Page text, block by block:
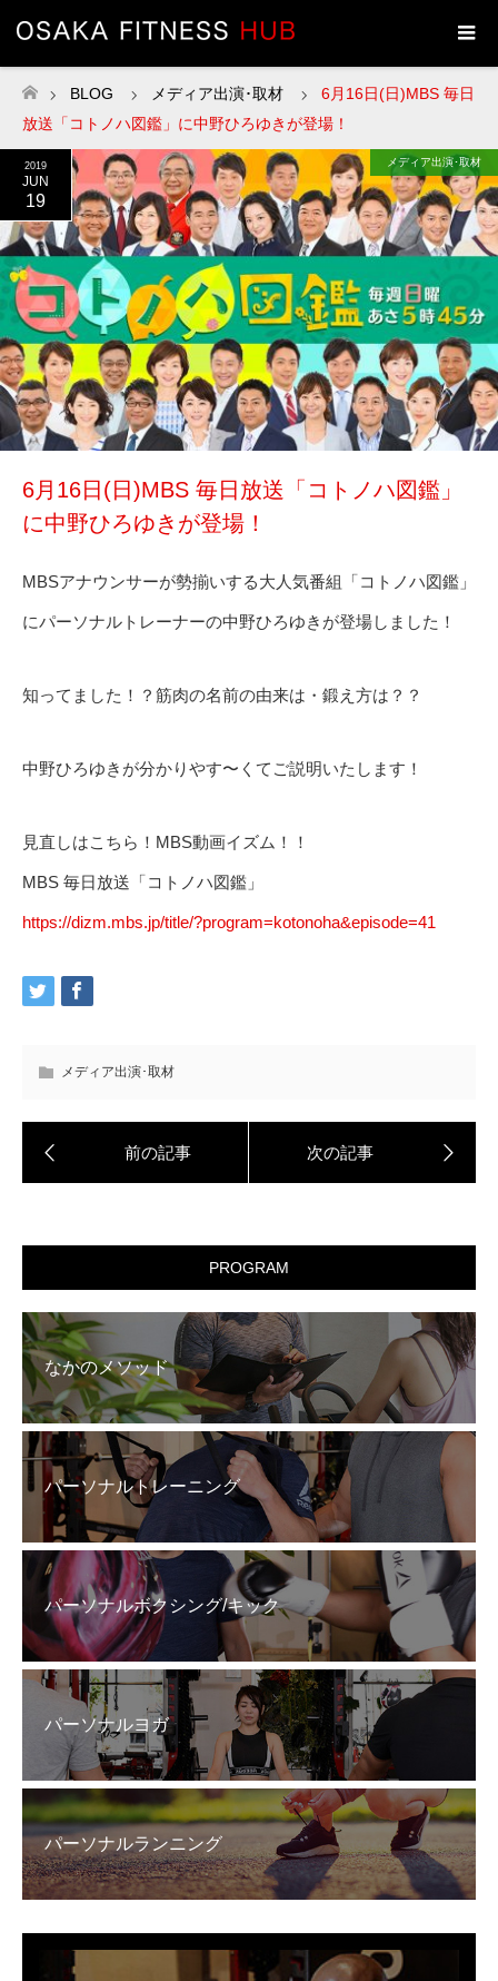
ホーム
BLOG メディア出演･取材
6月16日(日)MBS 毎日
放送「コトノハ図鑑」に中野ひろゆきが登場！
2019
JUN
19
メディア出演･取材
6月16日(日)MBS 毎日放送「コトノハ図鑑」
に中野ひろゆきが登場！
MBSアナウンサーが勢揃いする大人気番組「コトノハ図鑑」
にパーソナルトレーナーの中野ひろゆきが登場しました！
知ってました！？筋肉の名前の由来は・鍛え方は？？
中野ひろゆきが分かりやす〜くてご説明いたします！
見直しはこちら！MBS動画イズム！！
MBS 毎日放送「コトノハ図鑑」
https://dizm.mbs.jp/title/?program=kotonoha&episode=41
メディア出演･取材
PROGRAM
なかのメソッド
パーソナルトレーニング
パーソナルボクシング/キック
パーソナルヨガ
パーソナルランニング